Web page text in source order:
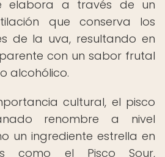
elabora a través de un
que conserva los
de la uva, resultando en
con un sabor frutal
alcohólico.
cultural, el pisco
renombre a nivel
un ingrediente estrella en
como el Pisco Sour,